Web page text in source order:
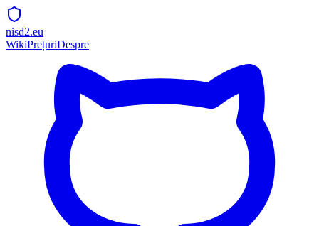
nisd2.eu
WikiPrețuriDespre